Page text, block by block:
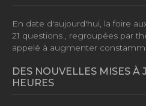
En date d'aujourd'hui, la foire
21 questions , regroupées par
appelé à augmenter
DES NOUVELLES MISES À
HEURES